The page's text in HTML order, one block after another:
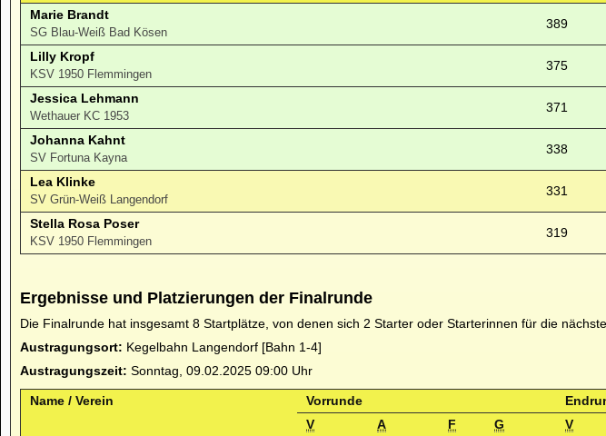
Marie Brandt
SG Blau-Weiß Bad Kösen
389
Lilly Kropf
KSV 1950 Flemmingen
375
Jessica Lehmann
Wethauer KC 1953
371
Johanna Kahnt
SV Fortuna Kayna
338
Lea Klinke
SV Grün-Weiß Langendorf
331
Stella Rosa Poser
KSV 1950 Flemmingen
319
Ergebnisse und Platzierungen der Finalrunde
Die Finalrunde hat insgesamt 8 Startplätze, von denen sich 2 Starter oder Starterinnen für die
Austragungsort: Kegelbahn Langendorf [Bahn 1-4]
Austragungszeit: Sonntag, 09.02.2025 09:00 Uhr
Name / Verein Vorrunde
V
A F G V